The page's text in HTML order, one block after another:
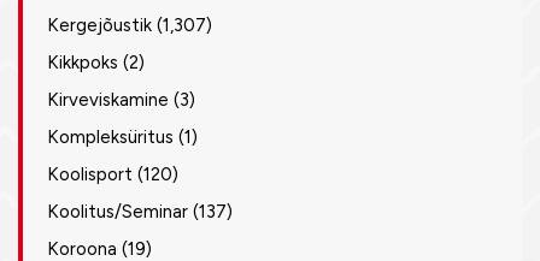
Kergejõustik (1,307)
Kikkpoks (2)
Kirveviskamine (3)
Kompleksüritus (1)
Koolisport (120)
Koolitus/Seminar (137)
Koroona (19)